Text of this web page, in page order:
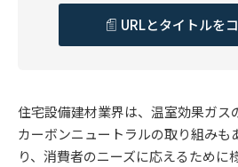
URLとタイトルを
住宅設備建材業界は、温室効果ガス
カーボンニュートラルの取り組みも
り、消費者のニーズに応えるために